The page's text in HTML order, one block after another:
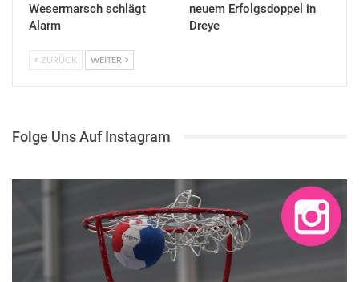
Wesermarsch schlägt
Alarm
neuem Erfolgsdoppel in
Dreye
ZURÜCK WEITER
Folge Uns Auf Instagram